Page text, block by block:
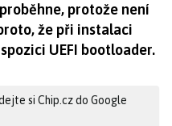
protože není
že při instalaci
UEFI bootloader.
si Chip.cz do Google